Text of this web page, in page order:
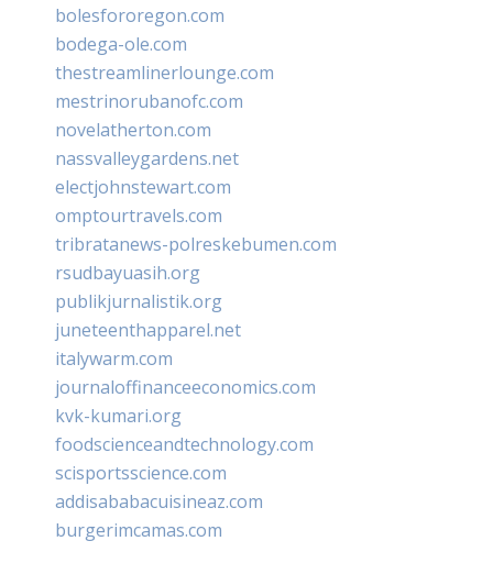
bolesfororegon.com
bodega-ole.com
thestreamlinerlounge.com
mestrinorubanofc.com
novelatherton.com
nassvalleygardens.net
electjohnstewart.com
omptourtravels.com
tribratanews-polreskebumen.com
rsudbayuasih.org
publikjurnalistik.org
juneteenthapparel.net
italywarm.com
journaloffinanceeconomics.com
kvk-kumari.org
foodscienceandtechnology.com
scisportsscience.com
addisababacuisineaz.com
burgerimcamas.com